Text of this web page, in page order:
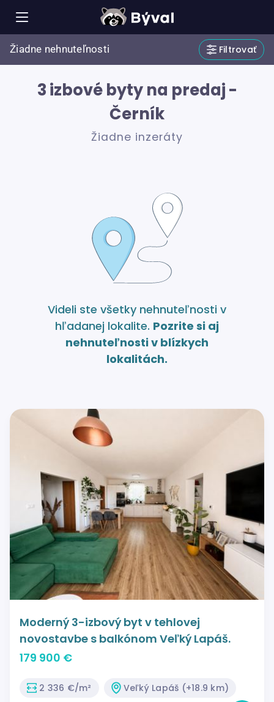
Žiadne nehnuteľnosti Filtrovať
3 izbové byty na predaj -
Černík
Žiadne inzeráty
Videli ste všetky nehnuteľnosti v
hľadanej lokalite. Pozrite si aj
nehnuteľnosti v blízkych
lokalitách.
Moderný 3-izbový byt v tehlovej
novostavbe s balkónom Veľký Lapáš.
179 900 €
2 336 €/m²
Veľký Lapáš (+18.9 km)